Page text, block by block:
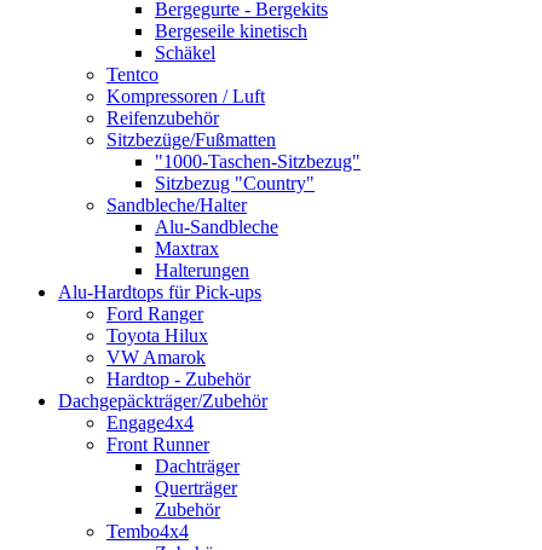
Bergegurte - Bergekits
Bergeseile kinetisch
Schäkel
Tentco
Kompressoren / Luft
Reifenzubehör
Sitzbezüge/Fußmatten
"1000-Taschen-Sitzbezug"
Sitzbezug "Country"
Sandbleche/Halter
Alu-Sandbleche
Maxtrax
Halterungen
Alu-Hardtops für Pick-ups
Ford Ranger
Toyota Hilux
VW Amarok
Hardtop - Zubehör
Dachgepäckträger/Zubehör
Engage4x4
Front Runner
Dachträger
Querträger
Zubehör
Tembo4x4